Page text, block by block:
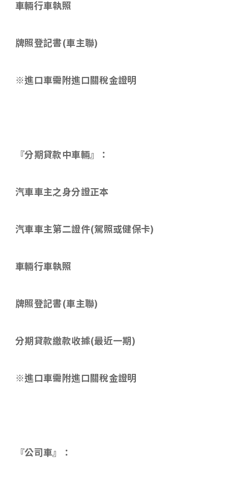
車輛行車執照
牌照登記書(車主聯)
※進口車需附進口關稅金證明
『分期貸款中車輛』：
汽車車主之身分證正本
汽車車主第二證件(駕照或健保卡)
車輛行車執照
牌照登記書(車主聯)
分期貸款繳款收據(最近一期)
※進口車需附進口關稅金證明
『公司車』：